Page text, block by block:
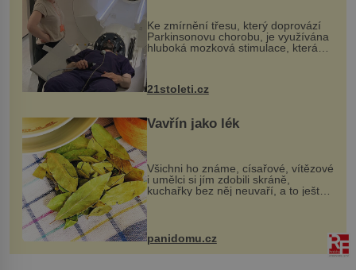
Ke zmírnění třesu, který doprovází
Parkinsonovu chorobu, je využívána
hluboká mozková stimulace, která
však vyžaduje vysoce invazivní
k dostatečně přesnému zacílení ...
21stoleti.cz
Vavřín jako lék
Všichni ho známe, císařové, vítězové
i umělci si jím zdobili skráně,
kuchařky bez něj neuvaří, a to ještě
nevíte, že bobkový list může výrazně
zmírnit některé naše neduhy.
Obsahuje v malém množství ně...
panidomu.cz